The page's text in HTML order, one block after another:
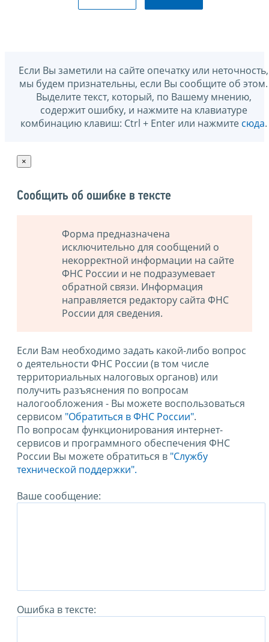
Если Вы заметили на сайте опечатку или неточность,
мы будем признательны, если Вы сообщите об этом.
Выделите текст, который, по Вашему мнению,
содержит ошибку, и нажмите на клавиатуре
комбинацию клавиш: Ctrl + Enter или нажмите сюда.
×
Сообщить об ошибке в тексте
Форма предназначена
исключительно для сообщений о
некорректной информации на сайте
ФНС России и не подразумевает
обратной связи. Информация
направляется редактору сайта ФНС
России для сведения.
Если Вам необходимо задать какой-либо вопрос
о деятельности ФНС России (в том числе
территориальных налоговых органов) или
получить разъяснения по вопросам
налогообложения - Вы можете воспользоваться
сервисом "Обратиться в ФНС России".
По вопросам функционирования интернет-
сервисов и программного обеспечения ФНС
России Вы можете обратиться в "Службу
технической поддержки".
Ваше сообщение:
Ошибка в тексте: